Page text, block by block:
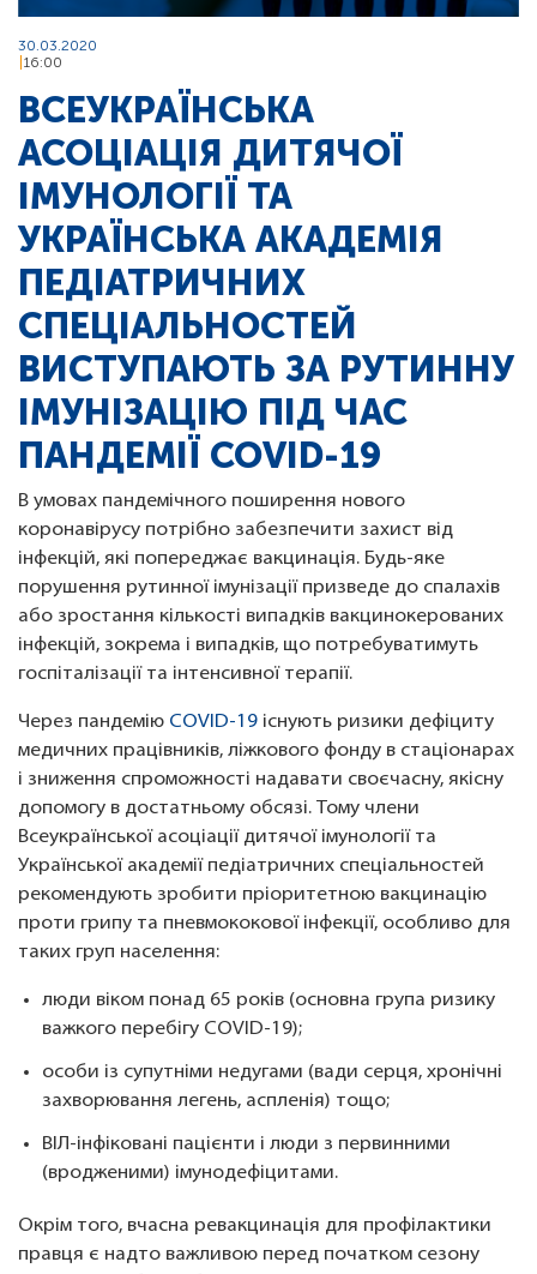
30.03.2020
16:00
ВСЕУКРАЇНСЬКА
АСОЦІАЦІЯ ДИТЯЧОЇ
ІМУНОЛОГІЇ ТА
УКРАЇНСЬКА АКАДЕМІЯ
ПЕДІАТРИЧНИХ
СПЕЦІАЛЬНОСТЕЙ
ВИСТУПАЮТЬ ЗА РУТИННУ
ІМУНІЗАЦІЮ ПІД ЧАС
ПАНДЕМІЇ COVID-19
В умовах пандемічного поширення нового
коронавірусу потрібно забезпечити захист від
інфекцій, які попереджає вакцинація. Будь-яке
порушення рутинної імунізації призведе до спалахів
або зростання кількості випадків вакцинокерованих
інфекцій, зокрема і випадків, що потребуватимуть
госпіталізації та інтенсивної терапії.
Через пандемію COVID-19 існують ризики дефіциту
медичних працівників, ліжкового фонду в стаціонарах
і зниження спроможності надавати своєчасну, якісну
допомогу в достатньому обсязі. Тому члени
Всеукраїнської асоціації дитячої імунології та
Української академії педіатричних спеціальностей
рекомендують зробити пріоритетною вакцинацію
проти грипу та пневмококової інфекції, особливо для
таких груп населення:
люди віком понад 65 років (основна група ризику
важкого перебігу COVID-19);
особи із супутніми недугами (вади серця, хронічні
захворювання легень, аспленія) тощо;
ВІЛ-інфіковані пацієнти і люди з первинними
(вродженими) імунодефіцитами.
Окрім того, вчасна ревакцинація для профілактики
правця є надто важливою перед початком сезону